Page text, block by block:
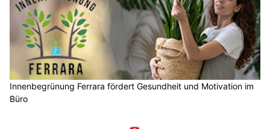
Innenbegrünung Ferrara fördert Gesundheit und Motivation im
Büro